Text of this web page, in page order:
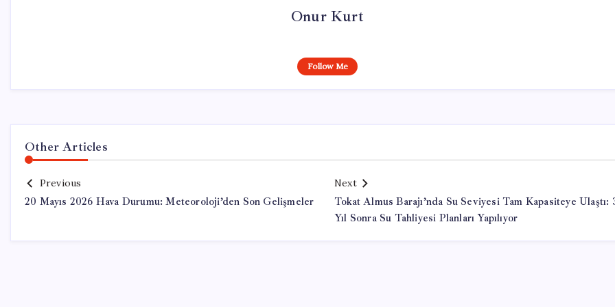
Onur Kurt
Follow Me
Other Articles
Previous
20 Mayıs 2026 Hava Durumu: Meteoroloji’den Son Gelişmeler
Next
Tokat Almus Barajı’nda Su Seviyesi Tam Kapasiteye Ulaştı:
Yıl Sonra Su Tahliyesi Planları Yapılıyor